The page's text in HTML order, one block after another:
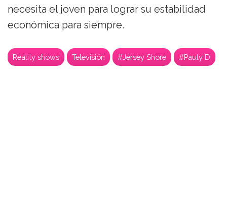
necesita el joven para lograr su estabilidad
económica para siempre.
Reality shows Televisión #Jersey Shore #Pauly D